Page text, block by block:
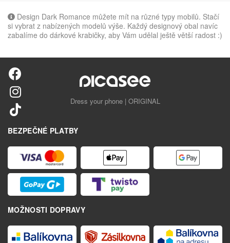
Design Dark Romance můžete mít na různé typy mobilů. Stačí
si vybrat z nabízených modelů výše. Každý designový obal navíc
zabalíme do dárkové krabičky, aby Vám udělal ještě větší radost :)
Dress your phone | ORIGINAL
BEZPEČNÉ PLATBY
MOŽNOSTI DOPRAVY